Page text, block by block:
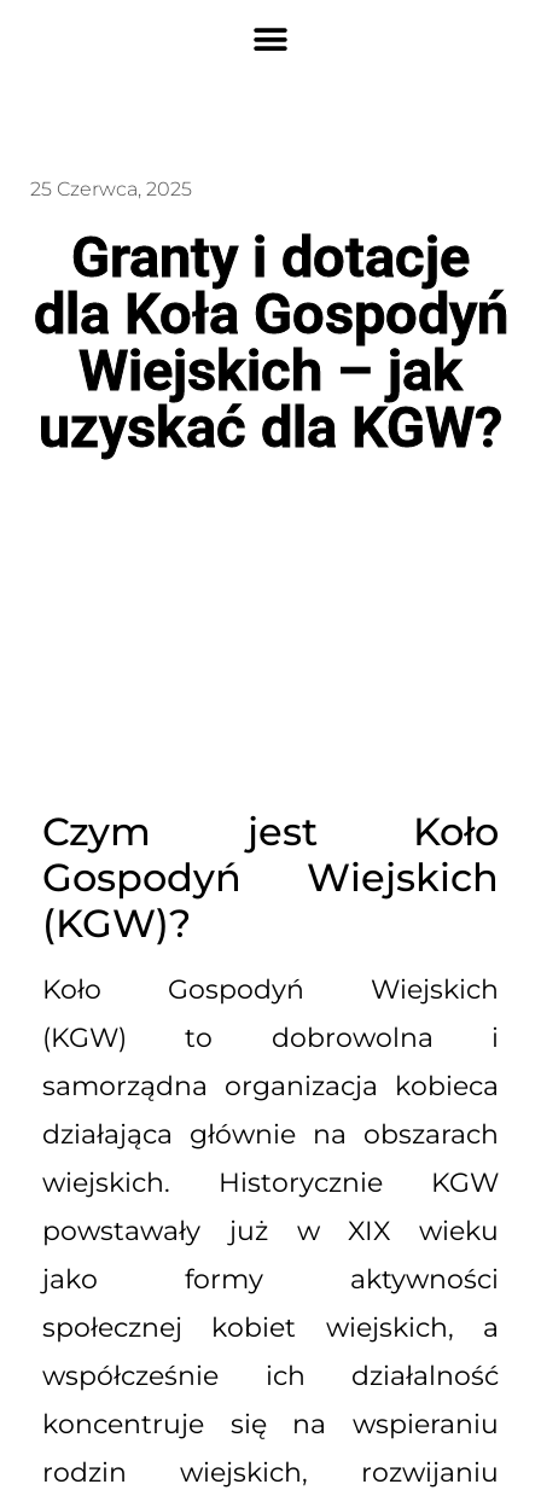
25 Czerwca, 2025
Granty i dotacje
dla Koła Gospodyń
Wiejskich – jak
uzyskać dla KGW?
Czym jest Koło
Gospodyń Wiejskich
(KGW)?
Koło Gospodyń Wiejskich
(KGW) to dobrowolna i
samorządna organizacja kobieca
działająca głównie na obszarach
wiejskich. Historycznie KGW
powstawały już w XIX wieku
jako formy aktywności
społecznej kobiet wiejskich, a
współcześnie ich działalność
koncentruje się na wspieraniu
rodzin wiejskich, rozwijaniu